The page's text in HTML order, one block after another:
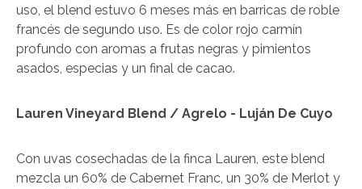
uso, el blend estuvo 6 meses más en barricas de roble
francés de segundo uso. Es de color rojo carmín
profundo con aromas a frutas negras y pimientos
asados, especias y un final de cacao.
Lauren Vineyard Blend / Agrelo - Luján De Cuyo
Con uvas cosechadas de la finca Lauren, este blend
mezcla un 60% de Cabernet Franc, un 30% de Merlot y